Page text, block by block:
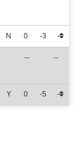
N 0 -3 -
-- --
Y 0 -5 -